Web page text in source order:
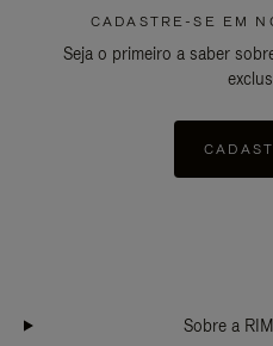
CADASTRE-SE EM
Seja o primeiro a saber
Sobre a